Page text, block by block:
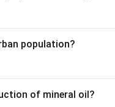
population?
of mineral oil?